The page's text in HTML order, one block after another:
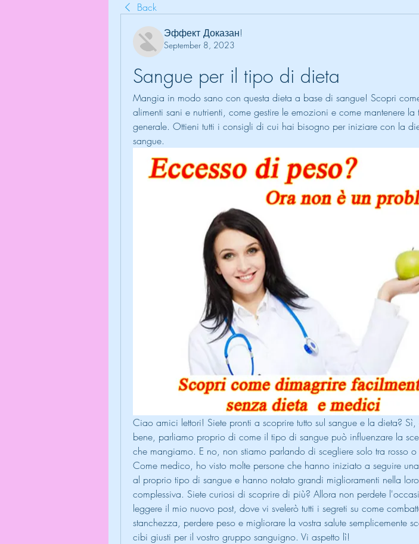
Back
Эффект Доказан!
September 8, 2023
Sangue per il tipo di dieta
Mangia in modo sano con questa dieta a base di sangue! Scopri
alimenti sani e nutrienti, come gestire le emozioni e come mantenere la
generale. Ottieni tutti i consigli di cui hai bisogno per iniziare con la
sangue.
Ciao amici lettori! Siete pronti a scoprire tutto sul sangue e la dieta?
bene, parliamo proprio di come il tipo di sangue può influenzare la
che mangiamo. E no, non stiamo parlando di scegliere solo tra rosso
Come medico, ho visto molte persone che hanno iniziato a seguire
al proprio tipo di sangue e hanno notato grandi miglioramenti nella
complessiva. Siete curiosi di scoprire di più? Allora non perdete
leggere il mio nuovo post, dove vi svelerò tutti i segreti su come
stanchezza, perdere peso e migliorare la vostra salute semplicemente
cibi giusti per il vostro gruppo sanguigno. Vi aspetto lì!